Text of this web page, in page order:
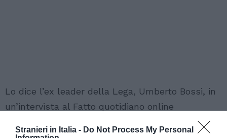
Stranieri in Italia - Do Not Process My Personal
Lo dice l’ex leader della Lega, Umberto Bossi, in
un’intervista al Fatto quotidiano online
interpellato a proposito delle critiche del Front